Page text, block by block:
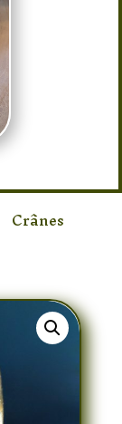
Crânes